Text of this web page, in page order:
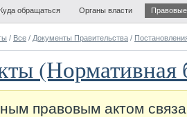
Куда обращаться Органы власти
/ Все / Документы Правительства /
(Нормативная
правовым актом